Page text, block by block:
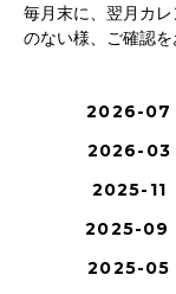
毎月末に、翌月カ
2026-07
2026-03
2025-11
2025-09
2025-05